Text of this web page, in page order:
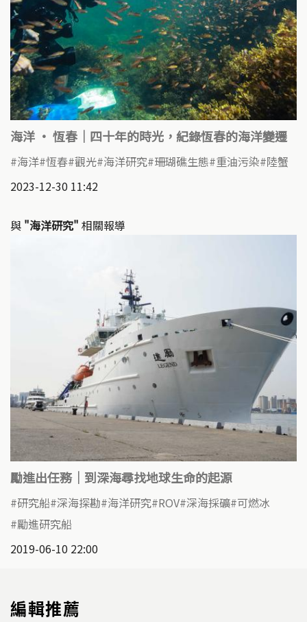
海洋 · 恆春｜四十年的時光，紀錄恆春的海洋變遷
海洋 恆春 觀光 海洋研究 珊瑚礁生態 重油污染 陸蟹
2023-12-30 11:42
與 "海洋研究" 相關報導
勵進出任務｜到深海尋找地球生命的起源
研究船 深海探勘 海洋研究 ROV 深海採礦 可燃冰
勵進研究船
2019-06-10 22:00
編輯推薦